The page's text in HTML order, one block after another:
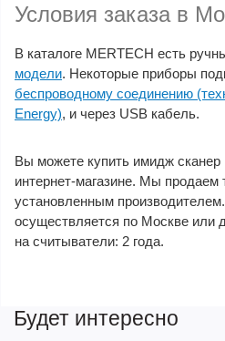
Условия заказа в
В каталоге MERTECH есть
модели. Некоторые приборы
беспроводному соединению
Energy), и через USB кабель.
Вы можете купить имидж
интернет-магазине. Мы продаем
установленным
осуществляется по Москве или
на считыватели: 2 года.
Будет интересно